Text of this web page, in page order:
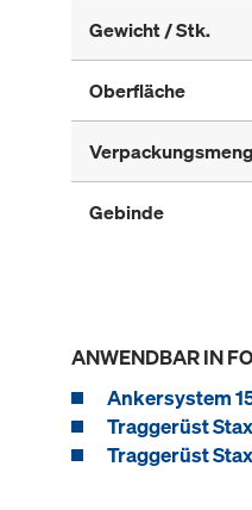
Gewicht / Stk.
Oberfläche
Gebinde
ANWENDBAR IN
Ankersystem
Traggerüst
Traggerüst